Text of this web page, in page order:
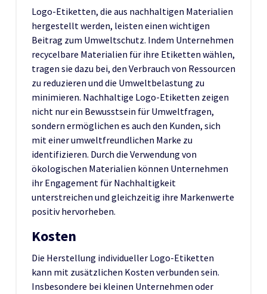
Logo-Etiketten, die aus nachhaltigen Materialien
hergestellt werden, leisten einen wichtigen
Beitrag zum Umweltschutz. Indem Unternehmen
recycelbare Materialien für ihre Etiketten wählen,
tragen sie dazu bei, den Verbrauch von Ressourcen
zu reduzieren und die Umweltbelastung zu
minimieren. Nachhaltige Logo-Etiketten zeigen
nicht nur ein Bewusstsein für Umweltfragen,
sondern ermöglichen es auch den Kunden, sich
mit einer umweltfreundlichen Marke zu
identifizieren. Durch die Verwendung von
ökologischen Materialien können Unternehmen
ihr Engagement für Nachhaltigkeit
unterstreichen und gleichzeitig ihre Markenwerte
positiv hervorheben.
Kosten
Die Herstellung individueller Logo-Etiketten
kann mit zusätzlichen Kosten verbunden sein.
Insbesondere bei kleinen Unternehmen oder